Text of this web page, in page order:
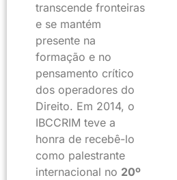
transcende fronteiras
e se mantém
presente na
formação e no
pensamento crítico
dos operadores do
Direito. Em 2014, o
IBCCRIM teve a
honra de recebê-lo
como palestrante
internacional no 20º